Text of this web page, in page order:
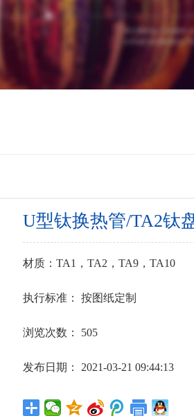
技术资料
工
检
U型钛换热管/TA2钛
材质：TA1，TA2，TA9，TA10
执行标准： 按图纸定制
浏览次数： 505
发布日期： 2021-03-21 09:44:13